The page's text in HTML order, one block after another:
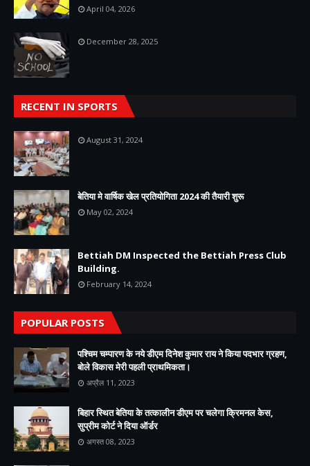
April 04, 2026
December 28, 2025
RECENT IN SPORTS
August 31, 2024
बेतिया मे वार्षिक खेल प्रतियोगिता 2024 की तैयारी शुरू
May 02, 2024
Bettiah DM Inspected the Bettiah Press Club
Building.
February 14, 2024
POPULAR POSTS
पश्चिम चम्पारण के नये डीएम दिनेश कुमार राय ने किया पदभार ग्रहण,
बोले विकास मेरी पहली प्राथमिकता।
अप्रैल 11, 2023
बिहार स्थित बेतिया के तत्कालीन डीएम पर चलेगा क्रिमनल केस,
सुप्रीम कोर्ट ने दिया ऑर्डर
अगस्त 08, 2023